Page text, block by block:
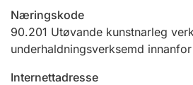
Næringskode
90.201 Utøvande kunstnarleg
underhaldningsverksemd
Internettadresse